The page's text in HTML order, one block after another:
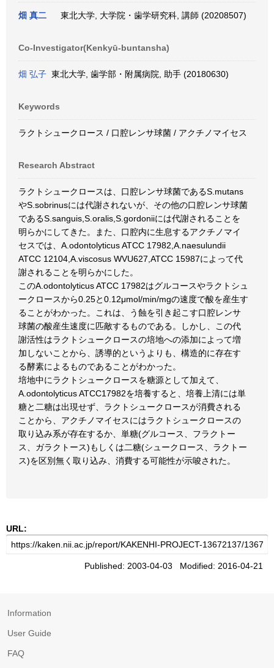
畑 真二 東北大学, 大学院・歯学研究科, 講師 (20208507)
Co-Investigator(Kenkyū-buntansha)
畑 弘子 東北大学, 歯学部・附属病院, 助手 (20180630)
Keywords
ラクトシュークロース / 口腔レンサ球菌 / アクチノマイセス
Research Abstract
ラクトシュークロースは、口腔レンサ球菌であるS.mutans
やS.sobrinusには代謝されないが、その他の口腔レンサ球菌
であるS.sanguis,S.oralis,S.gordoniiには代謝されることを
明らかにしてきた。また、口腔内に生息するアクチノマイ
セスでは、A.odontolyticus ATCC 17982,A.naesulundii
ATCC 12104,A.viscosus WVU627,ATCC 15987によって代
謝されることを明らかにした。
このA.odontolyticus ATCC 17982はグルコースやラクトシュ
ークロースから0.25と0.12μmol/min/mgの速度で酸を産生す
ることがわかった。これは、う蝕を引き起こす口腔レンサ
球菌の酸産生速度に匹敵するものである。しかし、この代
謝活性はラクトシュークロースの培地への添加によって増
加しないことから、誘導的というよりも、構造的に存在す
る酵素によるものであることがわかった。
培地中にラクトシュークロースを糖源として加えて、
A.odontolyticus ATCC17982を培養すると、培養上清には単
糖と二糖は出現せず、ラクトシュークロースが消費される
ことから、アクチノマイセスにはラクトシュークロースの
取り込み系が存在するか、単糖(グルコース、フラクトー
ス、ガラクトース)もしくは二糖(シュークロース、ラクトー
ス)を区別無く取り込み、消費する可能性が示唆された。
URL:
Published: 2003-04-03 Modified: 2016-04-21
Information
User Guide
FAQ